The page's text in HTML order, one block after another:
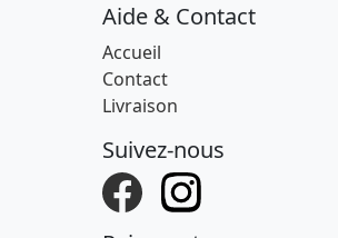
Aide & Contact
Accueil
Contact
Livraison
Suivez-nous